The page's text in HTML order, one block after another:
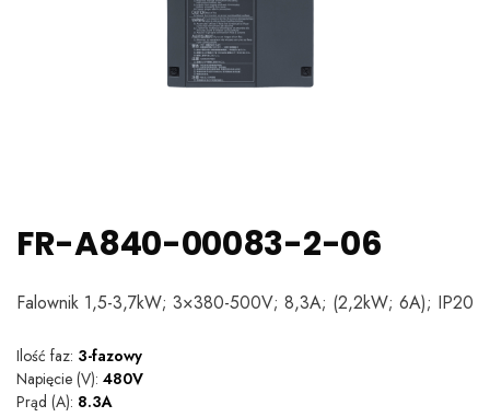
FR-A840-00083-2-06
Falownik 1,5-3,7kW; 3×380-500V; 8,3A; (2,2kW; 6A); IP20
Ilość faz: 3-fazowy
Napięcie (V): 480V
Prąd (A): 8.3A